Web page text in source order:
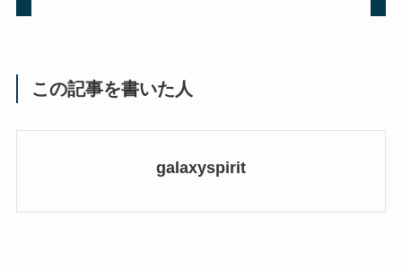
この記事を書いた人
galaxyspirit